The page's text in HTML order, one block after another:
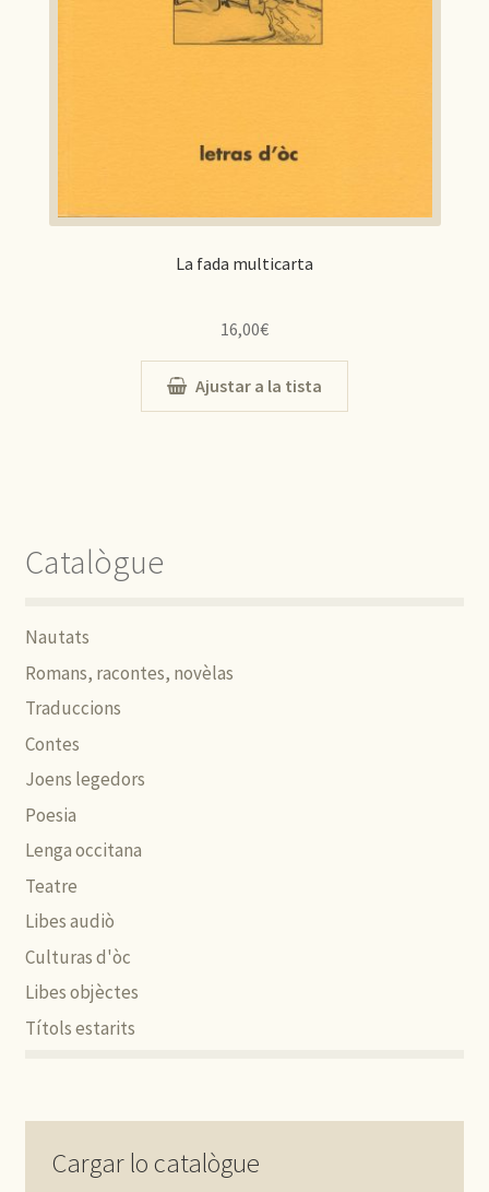
La fada multicarta
16,00€
Ajustar a la tista
Catalògue
Nautats
Romans, racontes, novèlas
Traduccions
Contes
Joens legedors
Poesia
Lenga occitana
Teatre
Libes audiò
Culturas d'òc
Libes objèctes
Títols estarits
Cargar lo catalògue